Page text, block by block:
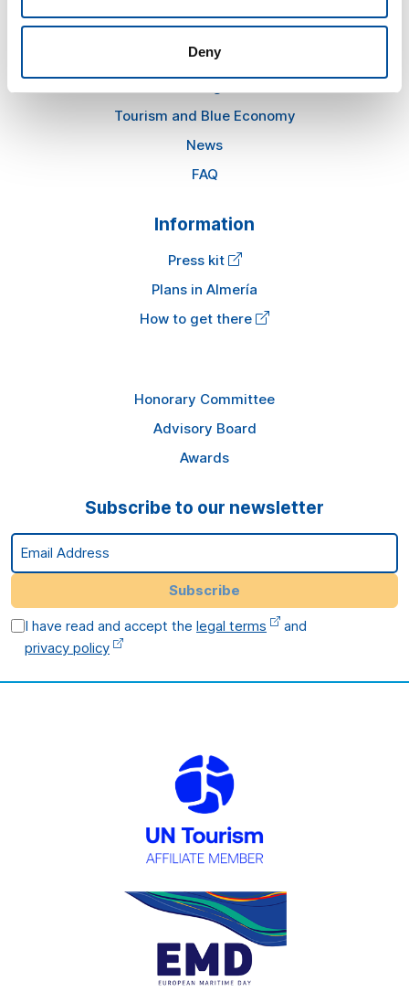
Deny
Sun&Blue
Tourism and Blue Economy
News
FAQ
Information
Press kit
Plans in Almería
How to get there
Honorary Committee
Advisory Board
Awards
Subscribe to our newsletter
Email Address
Subscribe
I have read and accept thelegal terms
and
privacy policy